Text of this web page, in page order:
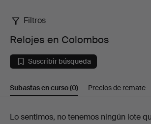
Relojes
en
Colombos
Filtros
Relojes en Colombos
Suscribir búsqueda
Subastas en curso(0) Precios de remate
Subastas
Lo sentimos, no tenemos ningún lote